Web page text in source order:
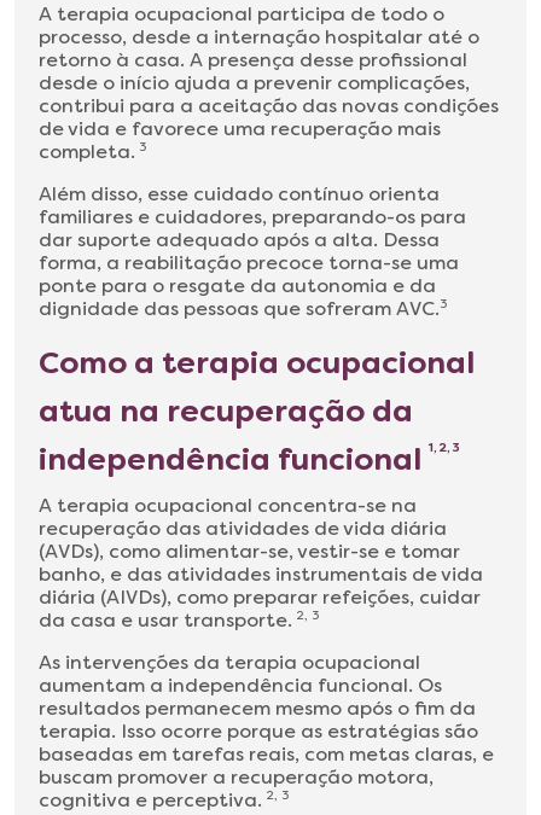
A terapia ocupacional participa de todo o
processo, desde a internação hospitalar até o
retorno à casa. A presença desse profissional
desde o início ajuda a prevenir complicações,
contribui para a aceitação das novas condições
de vida e favorece uma recuperação mais
completa. 3
Além disso, esse cuidado contínuo orienta
familiares e cuidadores, preparando-os para
dar suporte adequado após a alta. Dessa
forma, a reabilitação precoce torna-se uma
ponte para o resgate da autonomia e da
dignidade das pessoas que sofreram AVC.3
Como a terapia ocupacional
atua na recuperação da
independência funcional 1, 2, 3
A terapia ocupacional concentra-se na
recuperação das atividades de vida diária
(AVDs), como alimentar-se, vestir-se e tomar
banho, e das atividades instrumentais de vida
diária (AIVDs), como preparar refeições, cuidar
da casa e usar transporte. 2, 3
As intervenções da terapia ocupacional
aumentam a independência funcional. Os
resultados permanecem mesmo após o fim da
terapia. Isso ocorre porque as estratégias são
baseadas em tarefas reais, com metas claras, e
buscam promover a recuperação motora,
cognitiva e perceptiva. 2, 3